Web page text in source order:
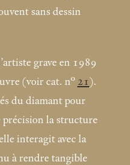
sans dessin
grave en 1989
(voir cat. n° 21).
du diamant pour
précision la structure
interagit avec la
à rendre tangible